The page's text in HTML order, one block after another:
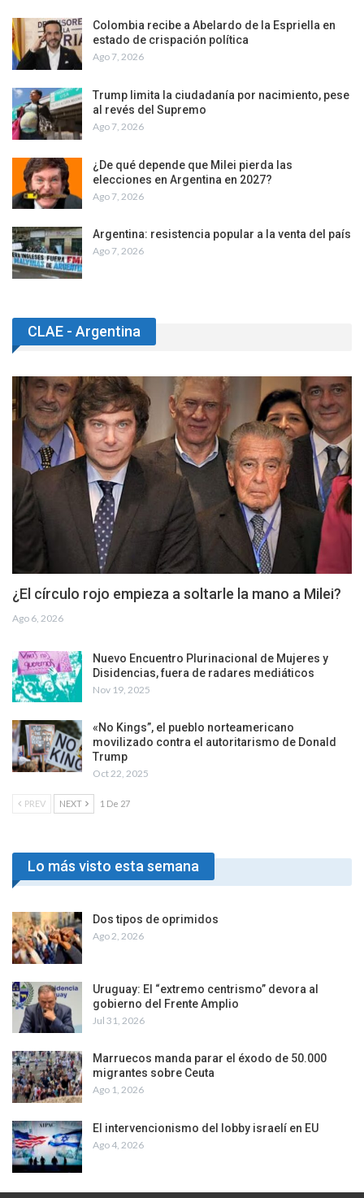
Colombia recibe a Abelardo de la Espriella en
estado de crispación política
Ago 7, 2026
Trump limita la ciudadanía por nacimiento, pese
al revés del Supremo
Ago 7, 2026
¿De qué depende que Milei pierda las
elecciones en Argentina en 2027?
Ago 7, 2026
Argentina: resistencia popular a la venta del país
Ago 7, 2026
CLAE - Argentina
¿El círculo rojo empieza a soltarle la mano a Milei?
Ago 6, 2026
Nuevo Encuentro Plurinacional de Mujeres y
Disidencias, fuera de radares mediáticos
Nov 19, 2025
«No Kings”, el pueblo norteamericano
movilizado contra el autoritarismo de Donald
Trump
Oct 22, 2025
PREV NEXT 1 De 27
Lo más visto esta semana
Dos tipos de oprimidos
Ago 2, 2026
Uruguay: El “extremo centrismo” devora al
gobierno del Frente Amplio
Jul 31, 2026
Marruecos manda parar el éxodo de 50.000
migrantes sobre Ceuta
Ago 1, 2026
El intervencionismo del lobby israelí en EU
Ago 4, 2026